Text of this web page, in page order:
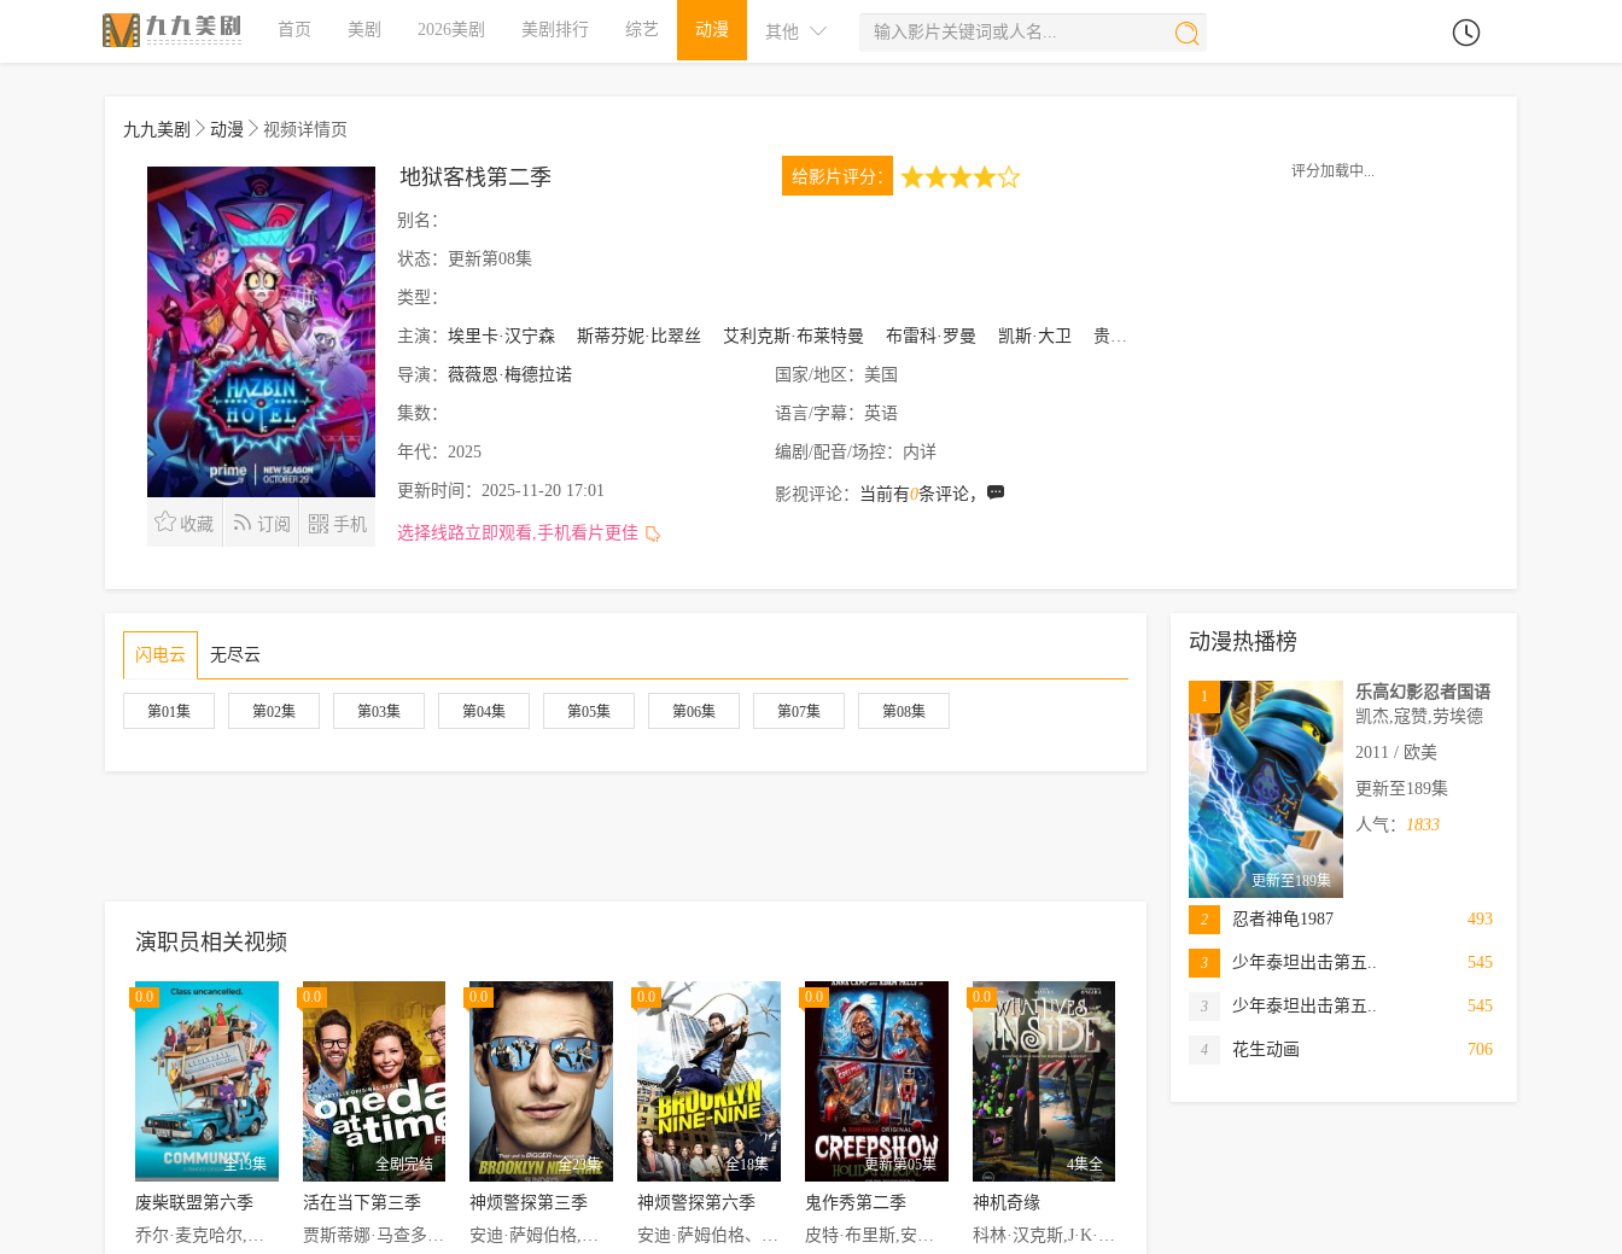
首页 美剧 2026美剧 美剧排行 综艺 动漫 其他
九九美剧 动漫 视频详情页
收藏 订阅 手机
给影片评分：
地狱客栈第二季
别名：
状态： 更新第08集
类型：
主演： 埃里卡·汉宁森 斯蒂芬妮·比翠丝 艾利克斯·布莱特曼 布雷科·罗曼 凯斯·大卫 贵美子·格伦
导演： 薇薇恩·梅德拉诺 国家/地区： 美国
集数： 语言/字幕： 英语
年代： 2025 编剧/配音/场控： 内详
更新时间： 2025-11-20 17:01 影视评论： 当前有0条评论，
选择线路立即观看,手机看片更佳
评分加载中...
闪电云 无尽云
第01集 第02集 第03集 第04集 第05集 第06集 第07集 第08集
演职员相关视频
0.0
全13集
废柴联盟第六季
0.0
全剧完结
活在当下第三季
0.0
全23集
神烦警探第三季
0.0
全18集
神烦警探第六季
0.0
更新第05集
鬼作秀第二季
0.0
4集全
神机奇缘
动漫热播榜
更新至189集
1
乐高幻影忍者国语
凯杰,寇赞,劳埃德
2011 / 欧美
更新至189集
人气：
1833
2 忍者神龟1987 493
3 少年泰坦出击第五.. 545
3 少年泰坦出击第五.. 545
4 花生动画 706